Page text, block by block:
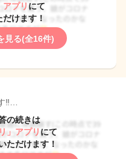
プリ にて
けます！
見る(全16件)
‼︎…
の続きは
」アプリ にて
ただけます！